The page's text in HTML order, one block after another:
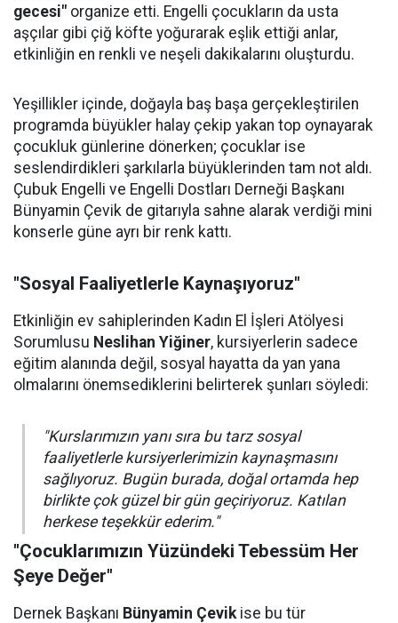
gecesi" organize etti. Engelli çocukların da usta
aşçılar gibi çiğ köfte yoğurarak eşlik ettiği anlar,
etkinliğin en renkli ve neşeli dakikalarını oluşturdu.
Yeşillikler içinde, doğayla baş başa gerçekleştirilen
programda büyükler halay çekip yakan top oynayarak
çocukluk günlerine dönerken; çocuklar ise
seslendirdikleri şarkılarla büyüklerinden tam not aldı.
Çubuk Engelli ve Engelli Dostları Derneği Başkanı
Bünyamin Çevik de gitarıyla sahne alarak verdiği mini
konserle güne ayrı bir renk kattı.
"Sosyal Faaliyetlerle Kaynaşıyoruz"
Etkinliğin ev sahiplerinden Kadın El İşleri Atölyesi
Sorumlusu Neslihan Yiğiner, kursiyerlerin sadece
eğitim alanında değil, sosyal hayatta da yan yana
olmalarını önemsediklerini belirterek şunları söyledi:
"Kurslarımızın yanı sıra bu tarz sosyal
faaliyetlerle kursiyerlerimizin kaynaşmasını
sağlıyoruz. Bugün burada, doğal ortamda hep
birlikte çok güzel bir gün geçiriyoruz. Katılan
herkese teşekkür ederim."
"Çocuklarımızın Yüzündeki Tebessüm Her
Şeye Değer"
Dernek Başkanı Bünyamin Çevikise bu tür